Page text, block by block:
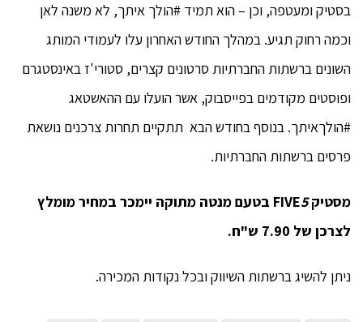
בסטיק ומעטפה, וכן – הוא תמיד #הולך איתך, לא משנה לאן
וכמה רחוק תגיע. במהלך החודש האחרון עלו לעמודי המותג
השונים ברשתות החברתיות סרטונים קצרים, סטורי'ז באינסטגרם
ופוסטים מקודמים בפייסבוק, אשר הועלו עם ההאשטאג
#הולךאיתך. בנוסף בחודש הבא תתקיים תחרות צרכנים נושאת
פרסים ברשתות החברתיות.
מסטיק FIVE5
בטעם מנטה מתוקה יימכר במחיר מומלץ
לצרכן של 7.90 ש"ח.
ניתן להשיג ברשתות השיווק ובכל נקודות המכירה.